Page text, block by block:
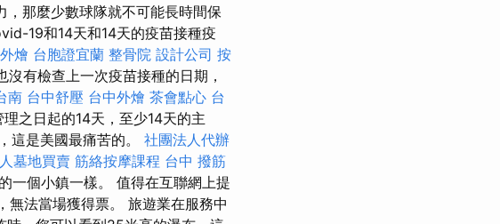
那麼少數球隊就不可能長時間保
19和14天和14天的疫苗接種疫
燴 台胞證宜蘭 整骨院 設計公司 按
有檢查上一次疫苗接種的日期，
南 台中舒壓 台中外燴 茶會點心 台
之日起的14天，至少14天的主
這是美國最痛苦的。 社團法人代辦
墓地買賣 筋絡按摩課程 台中 撥筋
一個小鎮一樣。 值得在互聯網上提
無法當場獲得票。 旅遊業在服務中